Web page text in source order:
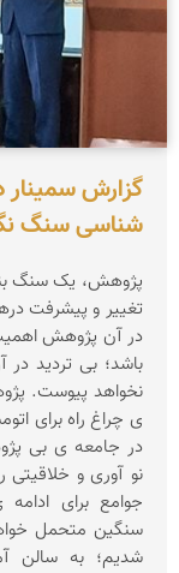
گزارش سمینار
شناسی سنگ
پژوهش، یک سنگ
تغییر و پیشرفت
در آن پژوهش
باشد؛ بی تردید
نخواهد پیوست.
ی چراغ راه برای
در جامعه ی بی
نو آوری و
جوامع برای
شدیم؛ به سالن